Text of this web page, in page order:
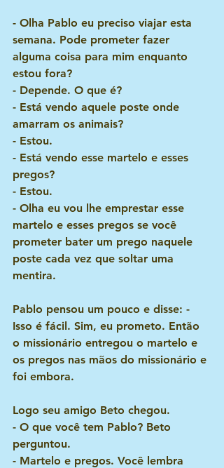
- Olha Pablo eu preciso viajar esta
semana. Pode prometer fazer
alguma coisa para mim enquanto
estou fora?
- Depende. O que é?
- Está vendo aquele poste onde
amarram os animais?
- Estou.
- Está vendo esse martelo e esses
pregos?
- Estou.
- Olha eu vou lhe emprestar esse
martelo e esses pregos se você
prometer bater um prego naquele
poste cada vez que soltar uma
mentira.
Pablo pensou um pouco e disse: -
Isso é fácil. Sim, eu prometo. Então
o missionário entregou o martelo e
os pregos nas mãos do missionário e
foi embora.
Logo seu amigo Beto chegou.
- O que você tem Pablo? Beto
perguntou.
- Martelo e pregos. Você lembra